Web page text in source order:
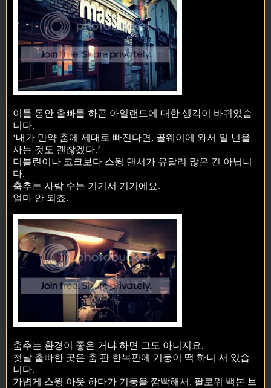
이틀 동안 출빠를 하곤 아일랜드에 대한 생각이 바뀌었습
니다.
‘내가 만약 춤에 제대로 빠진다면, 골웨이에 와서 일 년을
사는 것도 괜찮겠다.’
더블린이나 코크보다 스윙 댄서가 유달리 많은 건 아닙니
다.
춤추는 사람 수는 거기서 거기에요.
얼마 안 되죠.
춤추는 환경이 좋은 거냐 하면 그도 아니지요.
첫날 출빠한 곳은 춤 판 한복판에 기둥이 떡 하니 서 있습
니다.
가볍게 스윙 아웃 하다가 기둥을 깜빡해서, 팔로워 백본 브